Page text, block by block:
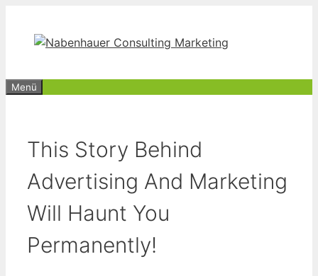
springen
Menü
This Story Behind
Advertising And Marketing
Will Haunt You
Permanently!